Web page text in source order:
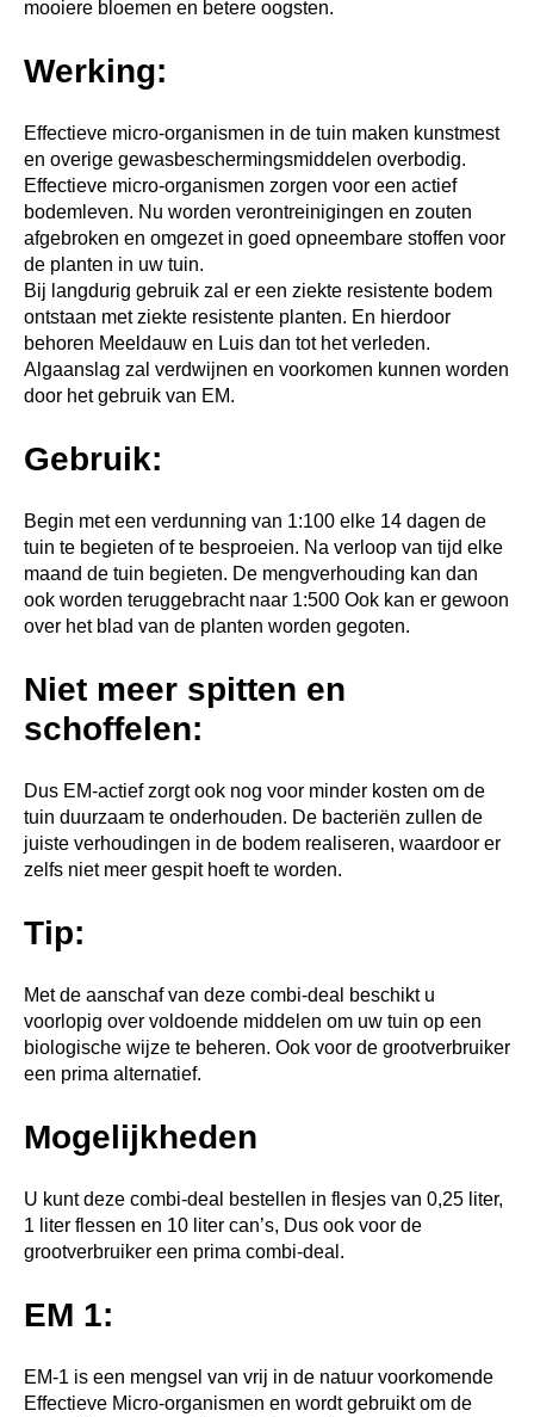
mooiere bloemen en betere oogsten.
Werking:
Effectieve micro-organismen in de tuin maken kunstmest
en overige gewasbeschermingsmiddelen overbodig.
Effectieve micro-organismen zorgen voor een actief
bodemleven. Nu worden verontreinigingen en zouten
afgebroken en omgezet in goed opneembare stoffen voor
de planten in uw tuin.
Bij langdurig gebruik zal er een ziekte resistente bodem
ontstaan met ziekte resistente planten. En hierdoor
behoren Meeldauw en Luis dan tot het verleden.
Algaanslag zal verdwijnen en voorkomen kunnen worden
door het gebruik van EM.
Gebruik:
Begin met een verdunning van 1:100 elke 14 dagen de
tuin te begieten of te besproeien. Na verloop van tijd elke
maand de tuin begieten. De mengverhouding kan dan
ook worden teruggebracht naar 1:500 Ook kan er gewoon
over het blad van de planten worden gegoten.
Niet meer spitten en
schoffelen:
Dus EM-actief zorgt ook nog voor minder kosten om de
tuin duurzaam te onderhouden. De bacteriën zullen de
juiste verhoudingen in de bodem realiseren, waardoor er
zelfs niet meer gespit hoeft te worden.
Tip:
Met de aanschaf van deze combi-deal beschikt u
voorlopig over voldoende middelen om uw tuin op een
biologische wijze te beheren. Ook voor de grootverbruiker
een prima alternatief.
Mogelijkheden
U kunt deze combi-deal bestellen in flesjes van 0,25 liter,
1 liter flessen en 10 liter can’s, Dus ook voor de
grootverbruiker een prima combi-deal.
EM 1:
EM-1 is een mengsel van vrij in de natuur voorkomende
Effectieve Micro-organismen en wordt gebruikt om de